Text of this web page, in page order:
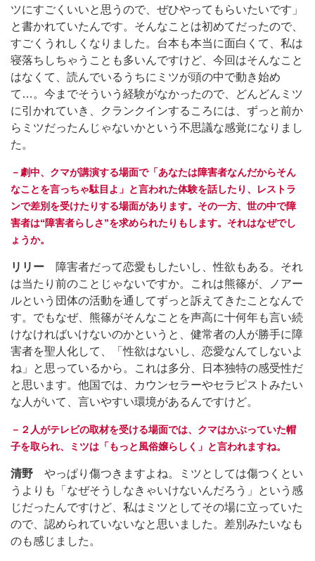
ツにすごくいいと思うので、ぜひやってもらいたいです」
と書かれていたんです。そんなことは初めてだったので、
すごくうれしくなりました。台本も本当に面白くて、私は
寝落ちしちゃうことも多いんですけど、今回はそんなこと
はなくて、読んでいるうちにミツが頭の中で動き始め
て…。今までそういう経験がなかったので、どんどんミツ
に引かれていき、クランクインするころには、ずっと前か
らミツだったんじゃないかという不思議な感覚になりまし
た。
－劇中、クマが講演する場面で「あなたは障害者なんだからそん
なことを言っちゃ駄目よ」と言われた体験を話したり、レストラ
ンで差別を受けたりする場面があります。その一方、世の中で障
害者は“障害者らしさ”を求められたりもします。それはなぜでし
ょうか。
リリー 障害者だって恋愛もしたいし、性欲もある。それ
は当たり前のことじゃないですか。これは熊篠が、ノアー
ルという団体の活動を通してずっと訴えてきたことなんで
す。でもなぜ、熊篠がそんなことを声高に十何年も言い続
けなければいけないのかというと、健常者の人が勝手に障
害者を聖人化して、「性欲はないし、恋愛なんてしないよ
ね」と思っているから。これは多分、日本独特の感受性だ
と思います。他国では、カウンセラーやセラピストみたい
な人がいて、言いやすい環境があるんですけど。
－２人がテレビの取材を受ける場面では、クマはかぶっていた帽
子を取られ、ミツは「もっと風俗嬢らしく」と言われますね。
清野 やっぱり傷つきますよね。ミツとしては傷つくとい
うよりも「なぜそうしなきゃいけないんだろう」という感
じだったんですけど、私はミツとしてその場に立っていた
ので、認められていないなと思いました。差別みたいなも
のも感じました。